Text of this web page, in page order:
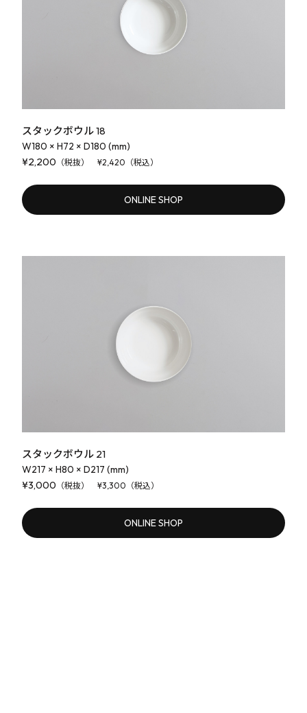
スタックボウル 18
W180 × H72 × D180 (mm)
¥2,200 （税抜） ¥2,420（税込）
ONLINE SHOP
スタックボウル 21
W217 × H80 × D217 (mm)
¥3,000 （税抜） ¥3,300（税込）
ONLINE SHOP